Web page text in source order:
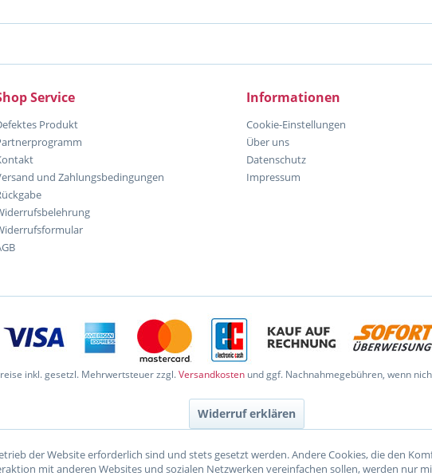
Service
Produkt
und Zahlungsbedingungen
Informationen
Cookie-Einstellungen
Über uns
Datenschutz
Impressum
inkl. gesetzl. Mehrwertsteuer zzgl.Versandkostenund ggf. Nachnahmegebühren, wenn
Widerruf erklären
der Website erforderlich sind und stets gesetzt werden. Andere Cookies, die den
mit anderen Websites und sozialen Netzwerken vereinfachen sollen, werden nur